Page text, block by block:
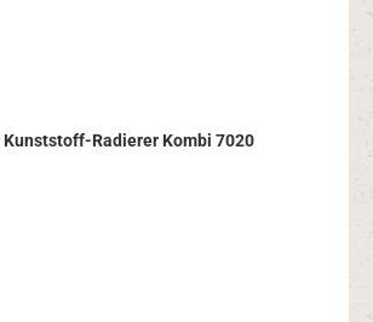
Kunststoff-Radierer Kombi 7020